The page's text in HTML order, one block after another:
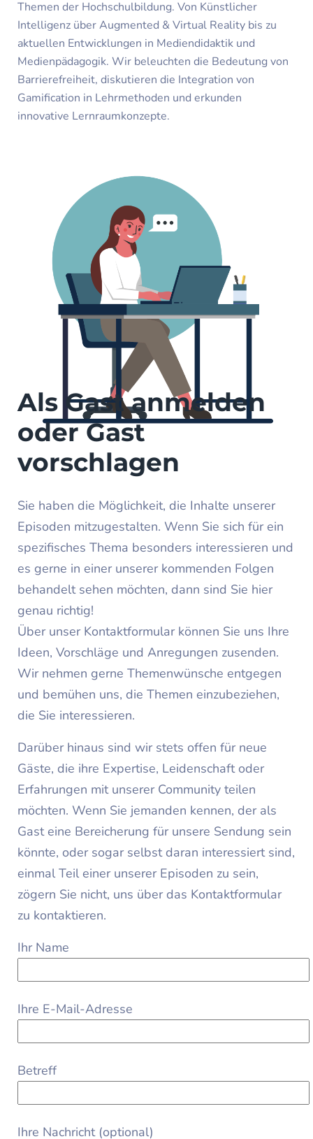
Themen der Hochschulbildung. Von Künstlicher
Intelligenz über Augmented & Virtual Reality bis zu
aktuellen Entwicklungen in Mediendidaktik und
Medienpädagogik. Wir beleuchten die Bedeutung von
Barrierefreiheit, diskutieren die Integration von
Gamification in Lehrmethoden und erkunden
innovative Lernraumkonzepte.
Als Gast anmelden
oder Gast
vorschlagen
Sie haben die Möglichkeit, die Inhalte unserer
Episoden mitzugestalten. Wenn Sie sich für ein
spezifisches Thema besonders interessieren und
es gerne in einer unserer kommenden Folgen
behandelt sehen möchten, dann sind Sie hier
genau richtig!
Über unser Kontaktformular können Sie uns Ihre
Ideen, Vorschläge und Anregungen zusenden.
Wir nehmen gerne Themenwünsche entgegen
und bemühen uns, die Themen einzubeziehen,
die Sie interessieren.
Darüber hinaus sind wir stets offen für neue
Gäste, die ihre Expertise, Leidenschaft oder
Erfahrungen mit unserer Community teilen
möchten. Wenn Sie jemanden kennen, der als
Gast eine Bereicherung für unsere Sendung sein
könnte, oder sogar selbst daran interessiert sind,
einmal Teil einer unserer Episoden zu sein,
zögern Sie nicht, uns über das Kontaktformular
zu kontaktieren.
Ihr Name
Ihre E-Mail-Adresse
Betreff
Ihre Nachricht (optional)